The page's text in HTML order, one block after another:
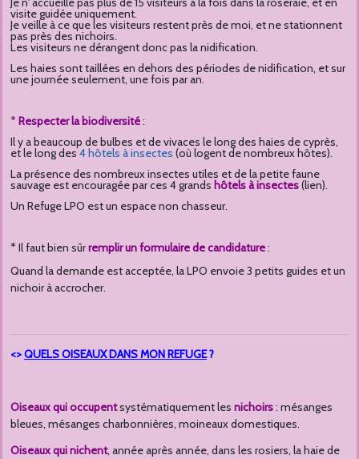
visite guidée uniquement.
Je veille à ce que les visiteurs restent près de moi, et ne stationnent
pas près des nichoirs.
Les visiteurs ne dérangent donc pas la nidification.
Les haies sont taillées en dehors des périodes de nidification, et sur
une journée seulement, une fois par an.
* Respecter la biodiversité:
Il y a beaucoup de bulbes etde vivaces le long des haies de cyprès,
et le long des4 hôtels à insectes (où logent de nombreux hôtes).
La présence des nombreux insectes utiles et de la petite faune
sauvage est encouragée par ces 4 grands hôtels à insectes(lien).
Un Refuge LPO est un espace non chasseur.
* Il faut bien sûrremplir un formulaire de candidature:
Quand la demande est acceptée, la LPO envoie 3 petits guides et un
nichoir à accrocher.
<>QUELS OISEAUX DANS MON REFUGE?
Oiseaux qui occupentsystématiquement les nichoirs: mésanges
bleues, mésanges charbonnières, moineaux domestiques.
Oiseaux qui nichent, année après année, dans les rosiers, la haie de